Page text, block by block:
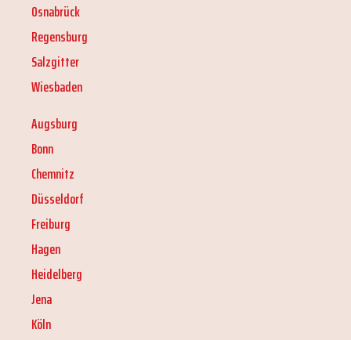
Osnabrück
Regensburg
Salzgitter
Wiesbaden
Augsburg
Bonn
Chemnitz
Düsseldorf
Freiburg
Hagen
Heidelberg
Jena
Köln